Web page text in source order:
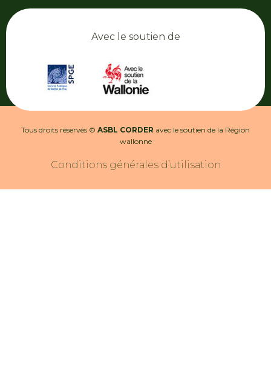
Avec le soutien de
Tous droits réservés © ASBL CORDER avec le soutien de la Région
wallonne
Conditions générales d’utilisation